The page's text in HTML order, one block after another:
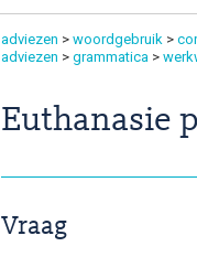
adviezen > woordgebruik >
adviezen > grammatica >
Euthanasie
Vraag